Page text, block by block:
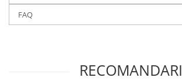
FAQ
RECOMANDARI